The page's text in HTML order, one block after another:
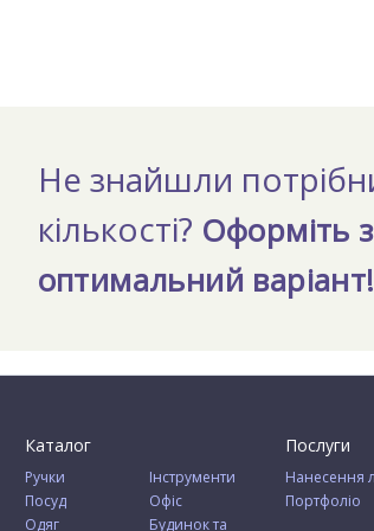
Не знайшли
кількості? Оформіть
оптимальний варіант!
Каталог
Ручки
Посуд
Одяг
Інструменти
Офіс
Будинок та
Послуги
Нанесення
Портфоліо